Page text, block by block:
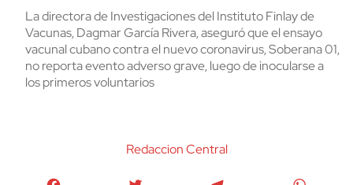
La directora de Investigaciones del Instituto Finlay de
Vacunas, Dagmar García Rivera, aseguró que el ensayo
vacunal cubano contra el nuevo coronavirus, Soberana 01,
no reporta evento adverso grave, luego de inocularse a
los primeros voluntarios
Redaccion Central